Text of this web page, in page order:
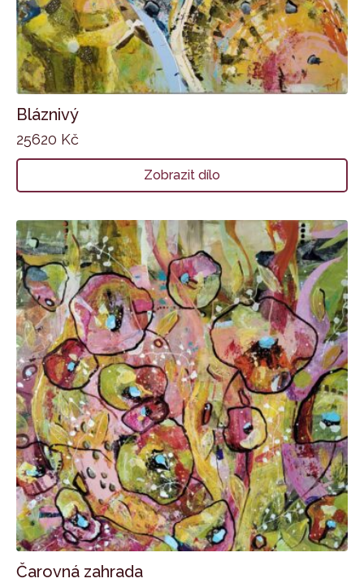
Bláznivý
25620 Kč
Zobrazit dílo
Čarovná zahrada